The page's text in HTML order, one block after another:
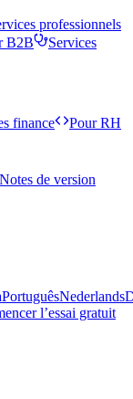
professionnels
B2B
Services
finance
Pour RH
Notes de version
PortuguêsNederlands
l’essai gratuit